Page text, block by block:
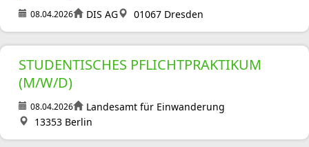
08.04.2026 DIS AG 01067 Dresden
STUDENTISCHES PFLICHTPRAKTIKUM
(M/W/D)
08.04.2026
Landesamt für Einwanderung
13353 Berlin